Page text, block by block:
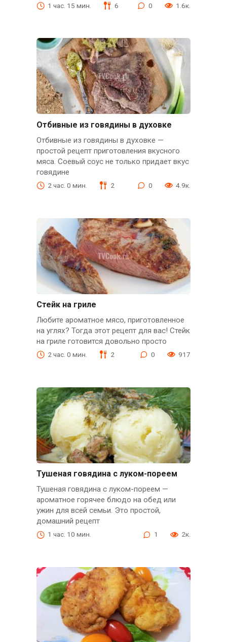
1 час. 15 мин. 6 0 1.6к.
Отбивные из говядины в духовке
Отбивные из говядины в духовке —
простой рецепт приготовления вкусного
мяса. Соевый соус не только придает вкус
говядине
2 час. 0 мин. 2 0 4.9к.
Стейк на гриле
Любите ароматное мясо, приготовленное
на углях? Тогда этот рецепт для вас! Стейк
на гриле готовится довольно просто
2 час. 0 мин. 2 0 917
Тушеная говядина с луком-пореем
Тушеная говядина с луком-пореем —
ароматное горячее блюдо на обед или
ужин для всей семьи. Это простой,
домашний рецепт
1 час. 10 мин. 1 2к.